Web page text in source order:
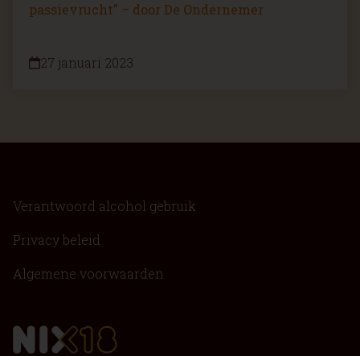
passievrucht” – door De Ondernemer
27 januari 2023
Verantwoord alcohol gebruik
Privacy beleid
Algemene voorwaarden